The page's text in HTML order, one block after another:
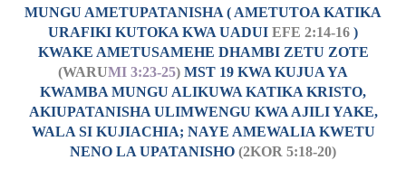
MUNGU AMETUPATANISHA ( AMETUTOA KATIKA
URAFIKI KUTOKA KWA UADUI EFE 2:14-16 )
KWAKE AMETUSAMEHE DHAMBI ZETU ZOTE
(WARUMI 3:23-25) MST 19 KWA KUJUA YA
KWAMBA MUNGU ALIKUWA KATIKA KRISTO,
AKIUPATANISHA ULIMWENGU KWA AJILI YAKE,
WALA SI KUJIACHIA; NAYE AMEWALIA KWETU
NENO LA UPATANISHO (2KOR 5:18-20)